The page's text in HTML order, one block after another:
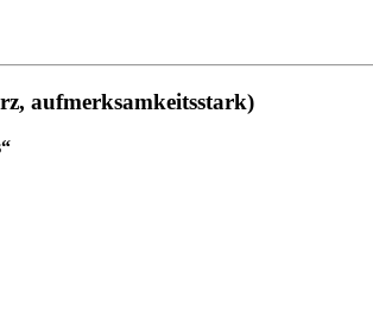
aufmerksamkeitsstark)